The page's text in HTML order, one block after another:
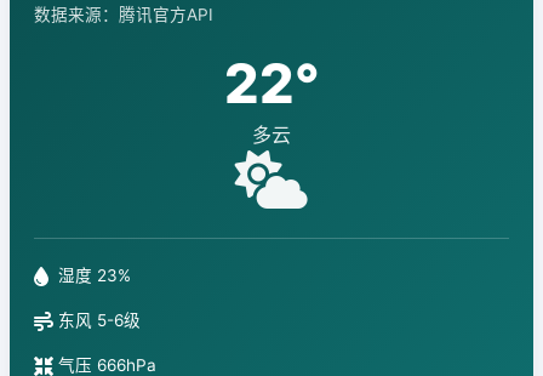
数据来源：腾讯官方API
22°
多云
湿度 23%
东风 5-6级
气压 666hPa